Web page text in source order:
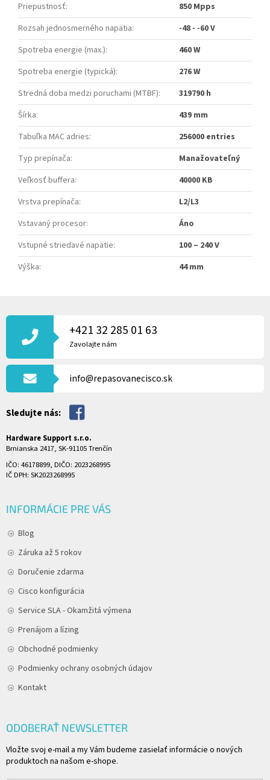
Priepustnosť:
850 Mpps
Rozsah jednosmerného napätia:
-48 - -60 V
Spotreba energie (max.):
460 W
Spotreba energie (typická):
276 W
Stredná doba medzi poruchami (MTBF):
319790 h
Šírka:
439 mm
Tabuľka MAC adries:
256000 entries
Typ prepínača:
Manažovateľný
Veľkosť buffera:
40000 KB
Vrstva prepínača:
L2/L3
Vstavaný procesor:
Áno
Vstupné striedavé napätie:
100 – 240 V
Výška: 44 mm
Á
T
+421 32 285 01 63
Zavolajte nám
info@repasovanecisco.sk
Sledujte nás:
Hardware Support s.r.o.
Brnianska 2417, SK-91105 Trenčín
IČO: 46178899, DIČO: 2023268995
IČ DPH: SK2023268995
INFORMÁCIE PRE VÁS
Blog
Záruka až 5 rokov
Doručenie zdarma
Cisco konfigurácia
Service SLA - Okamžitá výmena
Prenájom a lízing
Obchodné podmienky
Podmienky ochrany osobných údajov
Kontakt
ODOBERAŤ NEWSLETTER
Vložte svoj e-mail a my Vám budeme zasielať informácie o nových
produktoch na našom e-shope.